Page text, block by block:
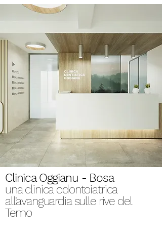
Clinica Oggianu - Bosa
una clinica odontoiatrica
all'avanguardia sulle rive del
Temo